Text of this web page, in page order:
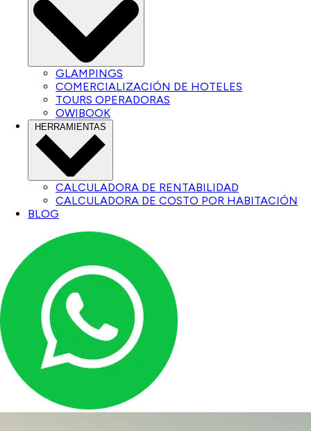
GLAMPINGS
COMERCIALIZACIÓN DE HOTELES
TOURS OPERADORAS
OWIBOOK
HERRAMIENTAS
CALCULADORA DE RENTABILIDAD
CALCULADORA DE COSTO POR HABITACIÓN
BLOG